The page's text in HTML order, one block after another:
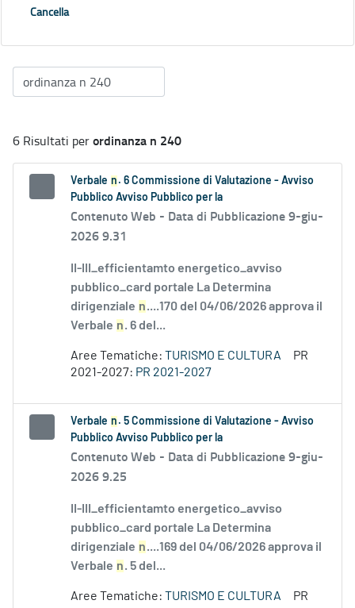
Cancella
6 Risultati perordinanza n 240
Verbale n . 6 Commissione di Valutazione - Avviso
Pubblico Avviso Pubblico per la
Contenuto Web - Data di Pubblicazione 9-giu-
2026 9.31
II-III_efficientamto energetico_avviso
pubblico_card portale La Determina
dirigenziale n....170 del 04/06/2026 approva il
Verbale n. 6 del...
Aree Tematiche: TURISMO E CULTURA
PR
2021-2027: PR 2021-2027
Verbale n . 5 Commissione di Valutazione - Avviso
Pubblico Avviso Pubblico per la
Contenuto Web - Data di Pubblicazione 9-giu-
2026 9.25
II-III_efficientamto energetico_avviso
pubblico_card portale La Determina
dirigenziale n....169 del 04/06/2026 approva il
Verbale n. 5 del...
Aree Tematiche: TURISMO E CULTURA
PR